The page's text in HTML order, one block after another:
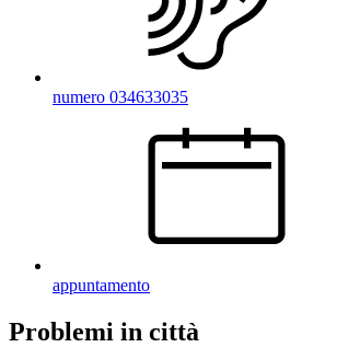
numero 034633035
appuntamento
Problemi in città